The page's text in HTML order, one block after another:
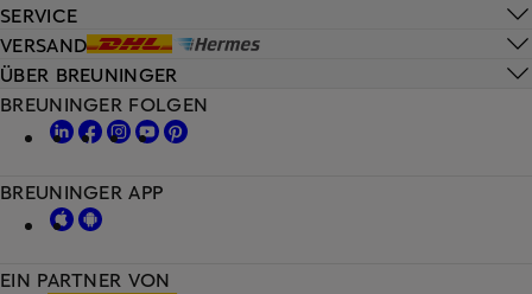
SERVICE
VERSAND
ÜBER BREUNINGER
EIN PARTNER VON
BREUNINGER FOLGEN
BREUNINGER APP